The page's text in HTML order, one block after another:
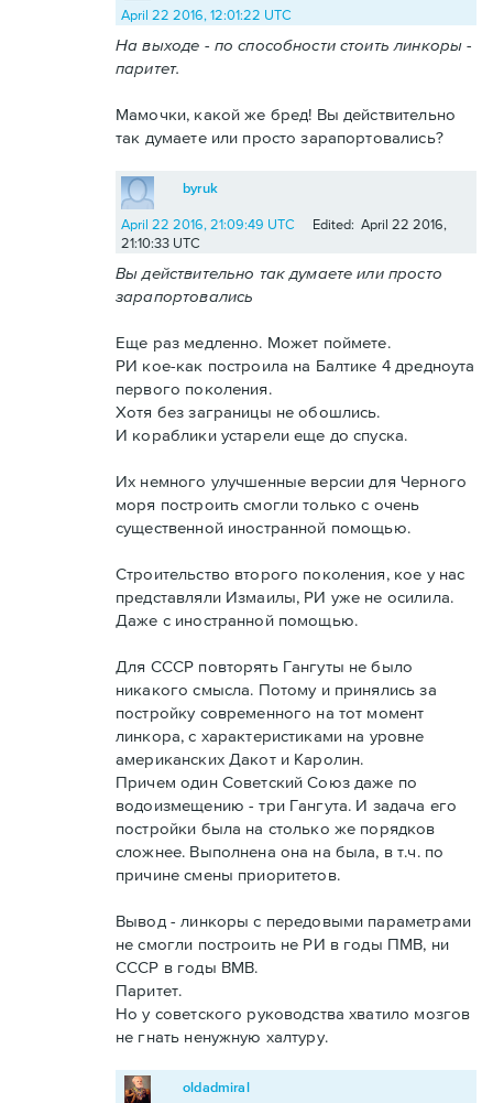
April 22 2016, 12:01:22 UTC
На выходе - по способности стоить линкоры -
паритет.
Мамочки, какой же бред! Вы действительно
так думаете или просто зарапортовались?
byruk
April 22 2016, 21:09:49 UTC
Edited: April 22 2016,
21:10:33 UTC
Вы действительно так думаете или просто
зарапортовались
Еще раз медленно. Может поймете.
РИ кое-как построила на Балтике 4 дредноута
первого поколения.
Хотя без заграницы не обошлись.
И кораблики устарели еще до спуска.
Их немного улучшенные версии для Черного
моря построить смогли только с очень
существенной иностранной помощью.
Строительство второго поколения, кое у нас
представляли Измаилы, РИ уже не осилила.
Даже с иностранной помощью.
Для СССР повторять Гангуты не было
никакого смысла. Потому и принялись за
постройку современного на тот момент
линкора, с характеристиками на уровне
американских Дакот и Каролин.
Причем один Советский Союз даже по
водоизмещению - три Гангута. И задача его
постройки была на столько же порядков
сложнее. Выполнена она на была, в т.ч. по
причине смены приоритетов.
Вывод - линкоры с передовыми параметрами
не смогли построить не РИ в годы ПМВ, ни
СССР в годы ВМВ.
Паритет.
Но у советского руководства хватило мозгов
не гнать ненужную халтуру.
oldadmiral